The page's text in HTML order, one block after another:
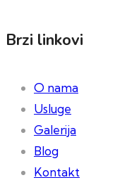
Brzi linkovi
O nama
Usluge
Galerija
Blog
Kontakt